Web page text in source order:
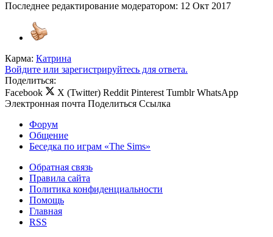
Последнее редактирование модератором: 12 Окт 2017
Карма: Катрина
Войдите или зарегистрируйтесь для ответа.
Поделиться:
Facebook
X (Twitter) Reddit Pinterest Tumblr WhatsApp
Электронная почта Поделиться Ссылка
Форум
Общение
Беседка по играм «The Sims»
Обратная связь
Правила сайта
Политика конфиденциальности
Помощь
Главная
RSS